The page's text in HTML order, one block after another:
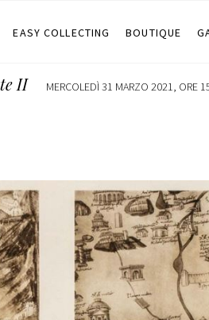
EASY COLLECTING BOUTIQUE
II MERCOLEDÌ 31 MARZO 2021, ORE